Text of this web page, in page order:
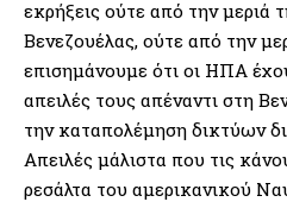
εκρήξεις ούτε από την μεριά
Βενεζουέλας, ούτε από την
επισημάνουμε ότι οι ΗΠΑ
απειλές τους απέναντι στη
την καταπολέμηση δικτύων
Απειλές μάλιστα που τις
ρεσάλτα του αμερικανικού